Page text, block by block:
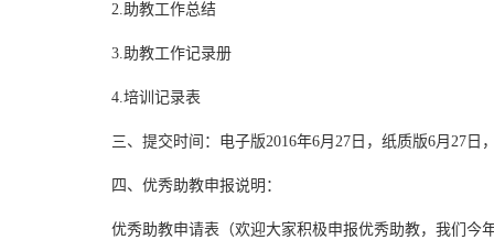
2.助教工作总结
3.助教工作记录册
4.培训记录表
三、提交时间：电子版2016年6月27日，纸质版6月27日
四、优秀助教申报说明：
优秀助教申请表（欢迎大家积极申报优秀助教，我们今